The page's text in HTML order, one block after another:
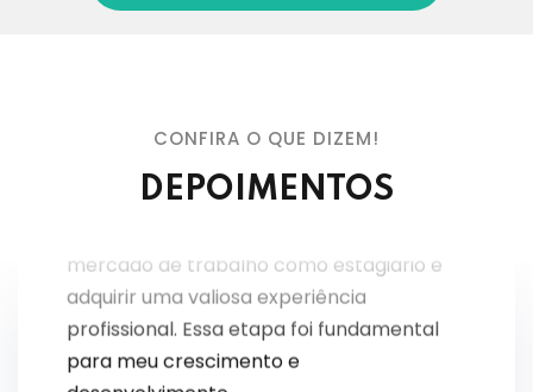
CONFIRA O QUE DIZEM!
DEPOIMENTOS
programa “Teia” pela oportunidade de
a essa iniciativa, pude ingressar no
adquirir uma valiosa experiência
profissional. Essa etapa foi fundamental
para meu crescimento e
desenvolvimento.